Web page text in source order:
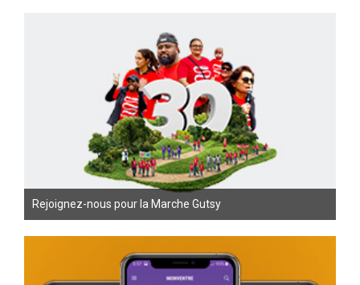
Rejoignez-nous pour la Marche Gutsy